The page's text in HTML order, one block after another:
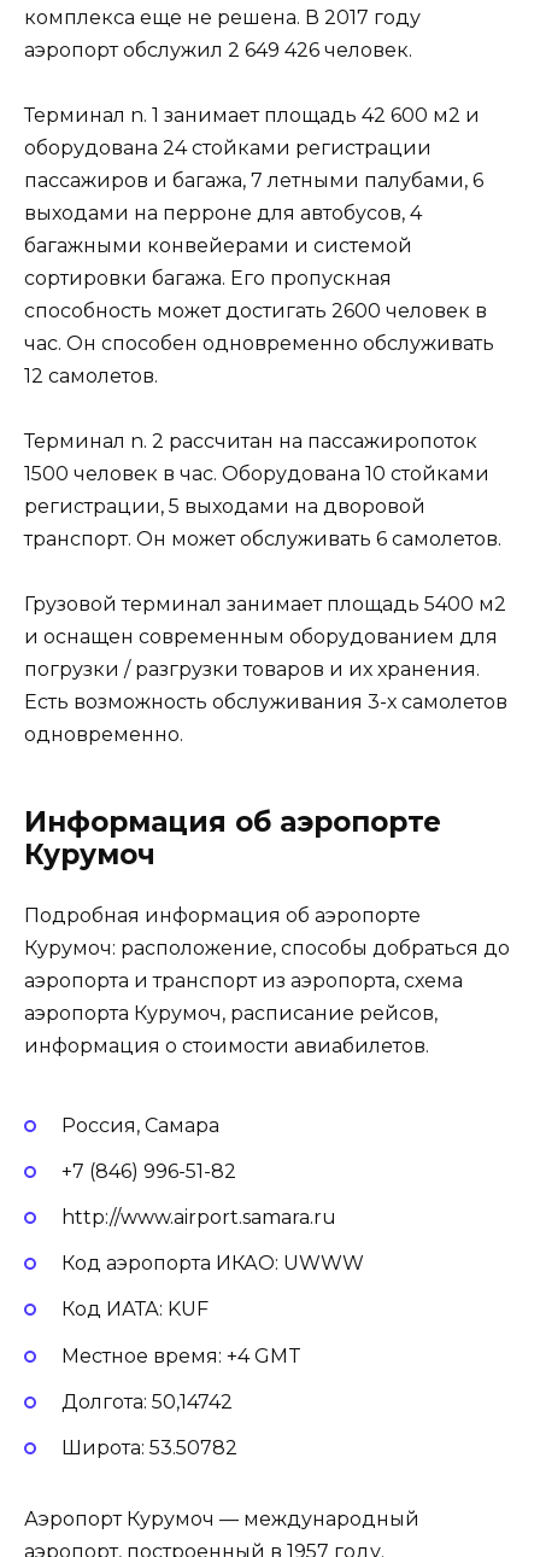
комплекса еще не решена. В 2017 году
аэропорт обслужил 2 649 426 человек.
Терминал n. 1 занимает площадь 42 600 м2 и
оборудована 24 стойками регистрации
пассажиров и багажа, 7 летными палубами, 6
выходами на перроне для автобусов, 4
багажными конвейерами и системой
сортировки багажа. Его пропускная
способность может достигать 2600 человек в
час. Он способен одновременно обслуживать
12 самолетов.
Терминал n. 2 рассчитан на пассажиропоток
1500 человек в час. Оборудована 10 стойками
регистрации, 5 выходами на дворовой
транспорт. Он может обслуживать 6 самолетов.
Грузовой терминал занимает площадь 5400 м2
и оснащен современным оборудованием для
погрузки / разгрузки товаров и их хранения.
Есть возможность обслуживания 3-х самолетов
одновременно.
Информация об аэропорте
Курумоч
Подробная информация об аэропорте
Курумоч: расположение, способы добраться до
аэропорта и транспорт из аэропорта, схема
аэропорта Курумоч, расписание рейсов,
информация о стоимости авиабилетов.
Россия, Самара
+7 (846) 996-51-82
http://www.airport.samara.ru
Код аэропорта ИКАО: UWWW
Код ИАТА: KUF
Местное время: +4 GMT
Долгота: 50,14742
Широта: 53.50782
Аэропорт Курумоч — международный
аэропорт, построенный в 1957 году.